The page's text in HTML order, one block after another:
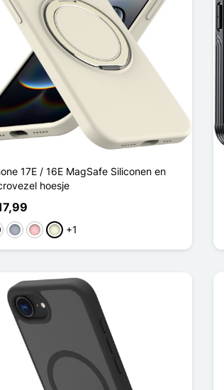
17E / 16E MagSafe Siliconen en
hoesje
GrijsRozeBeige
+1